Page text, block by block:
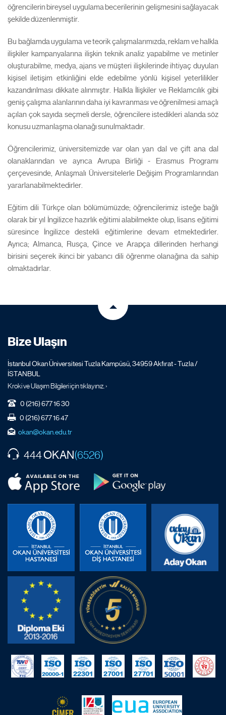
öğrencilerin bireysel uygulama becerilerinin gelişmesini sağlayacak
şekilde düzenlenmiştir.
Bu bağlamda uygulama ve teorik çalışmalarımızda, reklam ve halkla
ilişkiler kampanyalarına ilişkin teknik analiz yapabilme ve metinler
oluşturabilme, medya, ajans ve müşteri ilişkilerinde ihtiyaç duyulan
kişisel iletişim etkinliğini elde edebilme yönlü kişisel yeterlilikler
kazandırılması dikkate alınmıştır. Halkla İlişkiler ve Reklamcılık gibi
geniş çalışma alanlarının daha iyi kavranması ve öğrenilmesi amaçlı
açılan çok sayıda seçmeli dersle, öğrencilere istedikleri alanda söz
konusu uzmanlaşma olanağı sunulmaktadır.
Öğrencilerimiz, üniversitemizde var olan yan dal ve çift ana dal
olanaklarından ve ayrıca Avrupa Birliği - Erasmus Programı
çerçevesinde, Anlaşmalı Üniversitelerle Değişim Programlarından
yararlanabilmektedirler.
Eğitim dili Türkçe olan bölümümüzde; öğrencilerimiz isteğe bağlı
olarak bir yıl İngilizce hazırlık eğitimi alabilmekte olup, lisans eğitimi
süresince İngilizce destekli eğitimlerine devam etmektedirler.
Ayrıca; Almanca, Rusça, Çince ve Arapça dillerinden herhangi
birisini seçerek ikinci bir yabancı dili öğrenme olanağına da sahip
olmaktadırlar.
Bize Ulaşın
İstanbul Okan Üniversitesi Tuzla Kampüsü, 34959 Akfırat - Tuzla /
İSTANBUL
Kroki ve Ulaşım Bilgileri için tıklayınız. ›
0 (216) 677 16 30
0 (216) 677 16 47
okan@okan.edu.tr
444OKAN(6526)